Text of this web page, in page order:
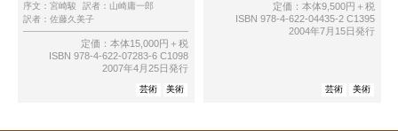
序文： 宮崎駿 訳者： 山崎庸一郎
訳者： 佐藤久美子
定価：本体15,000円＋税
ISBN 978-4-622-07283-6 C1098
2007年4月25日発行
芸術 美術
定価：本体9,500円＋税
ISBN 978-4-622-04435-2 C1395
2004年7月15日発行
芸術 美術